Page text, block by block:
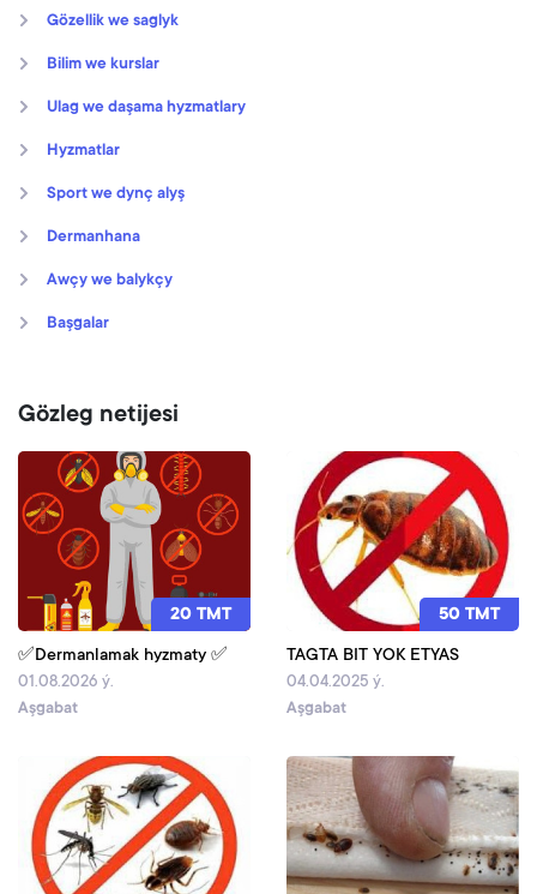
Gözellik we saglyk
Bilim we kurslar
Ulag we daşama hyzmatlary
Hyzmatlar
Sport we dynç alyş
Dermanhana
Awçy we balykçy
Başgalar
Gözleg netijesi
20 TMT
✅Dermanlamak hyzmaty ✅
01.08.2026 ý.
Aşgabat
50 TMT
TAGTA BIT YOK ETYAS
04.04.2025 ý.
Aşgabat